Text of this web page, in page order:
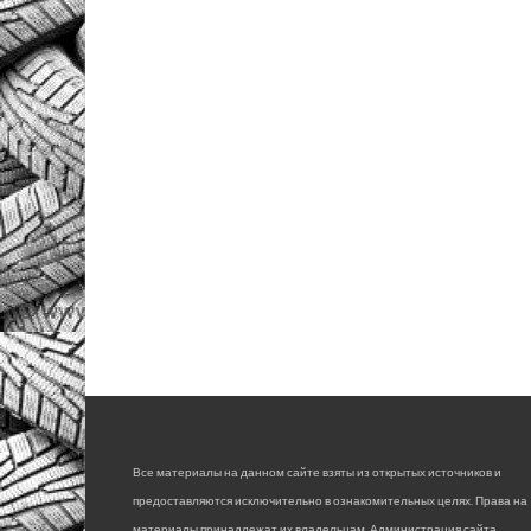
Все материалы на данном сайте взяты из открытых источников и
предоставляются исключительно в ознакомительных целях. Права на